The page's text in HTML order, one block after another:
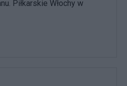
Piłkarskie Włochy w